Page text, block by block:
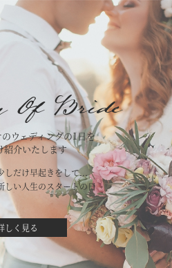
Bride
ウェディングの1日を
紹介いたします
しだけ早起きをして...
しい人生のスタートの日
しく見る